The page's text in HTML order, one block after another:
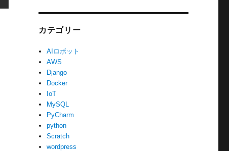
カテゴリー
AIロボット
AWS
Django
Docker
IoT
MySQL
PyCharm
python
Scratch
wordpress